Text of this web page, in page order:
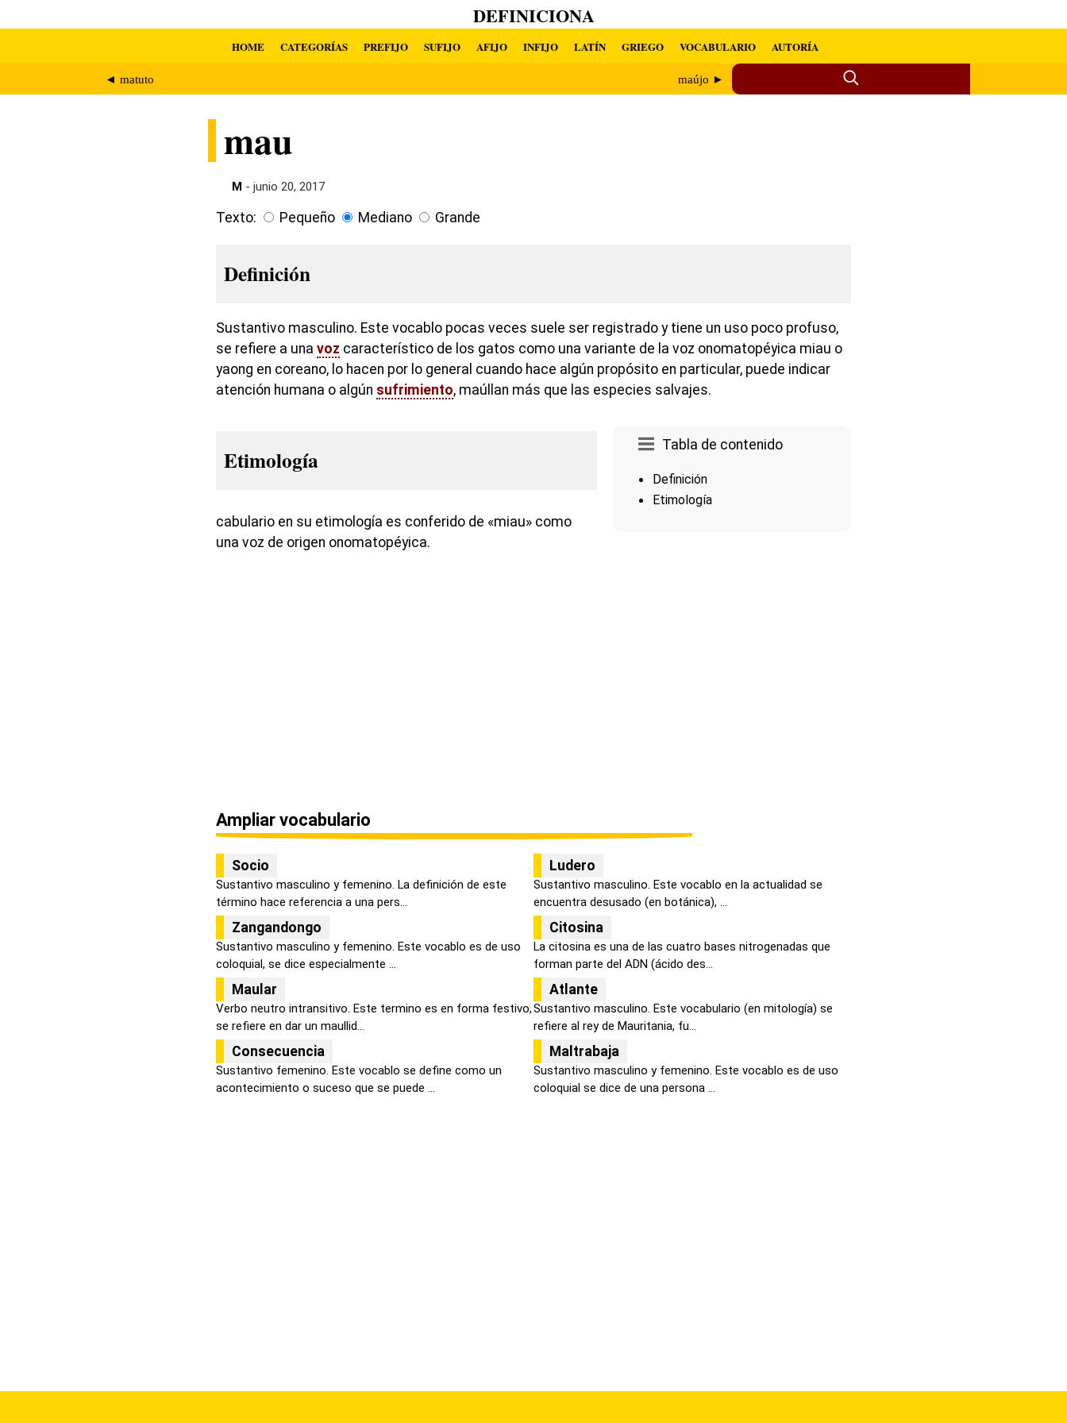
DEFINICIONA
HOME CATEGORÍAS PREFIJO SUFIJO AFIJO INFIJO LATÍN GRIEGO VOCABULARIO AUTORÍA
◄ matuto maújo ►
mau
M - junio 20, 2017
Texto: Pequeño Mediano Grande
Definición
Sustantivo masculino. Este vocablo pocas veces suele ser registrado y tiene un uso poco profuso,
se refiere a una voz característico de los gatos como una variante de la voz onomatopéyica miau o
yaong en coreano, lo hacen por lo general cuando hace algún propósito en particular, puede indicar
atención humana o algún sufrimiento, maúllan más que las especies salvajes.
Tabla de contenido
Definición
Etimología
Etimología
cabulario en su etimología es conferido de «miau» como
una voz de origen onomatopéyica.
Ampliar vocabulario
Socio
Sustantivo masculino y femenino. La definición de este
término hace referencia a una pers...
Ludero
Sustantivo masculino. Este vocablo en la actualidad se
encuentra desusado (en botánica), ...
Zangandongo
Sustantivo masculino y femenino. Este vocablo es de uso
coloquial, se dice especialmente ...
Citosina
La citosina es una de las cuatro bases nitrogenadas que
forman parte del ADN (ácido des...
Maular
Verbo neutro intransitivo. Este termino es en forma festivo,
se refiere en dar un maullid...
Atlante
Sustantivo masculino. Este vocabulario (en mitología) se
refiere al rey de Mauritania, fu...
Consecuencia
Sustantivo femenino. Este vocablo se define como un
acontecimiento o suceso que se puede ...
Maltrabaja
Sustantivo masculino y femenino. Este vocablo es de uso
coloquial se dice de una persona ...